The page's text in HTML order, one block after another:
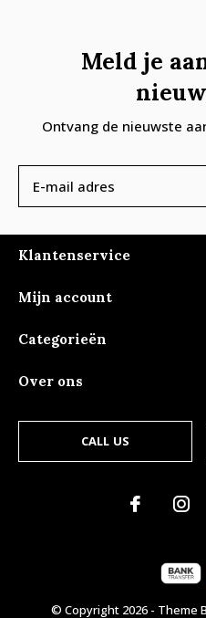
Meld je
Ontvang de nieuwste
Klantenservice
Mijn account
Categorieën
Over ons
CALL US
© Copyright 2026- Theme